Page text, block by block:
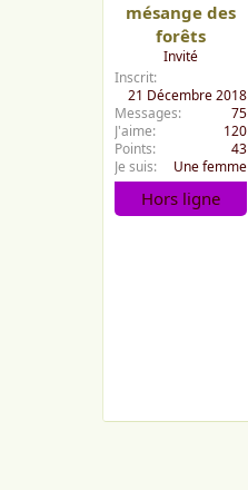
mésange des
forêts
Invité
Inscrit
21 Décembre 2018
Messages
75
J'aime
120
Points
43
Je suis
Une femme
Hors ligne